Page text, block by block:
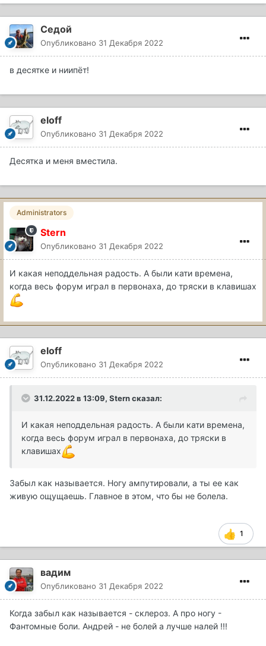
Седой
Опубликовано 31 Декабря 2022
в десятке и ниипёт!
eloff
Опубликовано 31 Декабря 2022
Десятка и меня вместила.
Administrators
Stern
Опубликовано 31 Декабря 2022
И какая неподдельная радость. А были кати времена,
когда весь форум играл в первонаха, до тряски в клавишах
eloff
Опубликовано 31 Декабря 2022
31.12.2022 в 13:09, Sternсказал:
И какая неподдельная радость. А были кати времена,
когда весь форум играл в первонаха, до тряски в
клавишах
Забыл как называется. Ногу ампутировали, а ты ее как
живую ощущаешь. Главное в этом, что бы не болела.
1
вадим
Опубликовано 31 Декабря 2022
Когда забыл как называется - склероз. А про ногу -
Фантомные боли. Андрей - не болей а лучше налей !!!